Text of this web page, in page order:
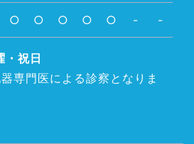
○ ○ ○ ○ ○ - -
・祝日
専門医による診察となりま